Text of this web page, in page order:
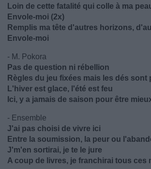
Loin de cette fatalité qui colle à ma
Envole-moi (2x)
Remplis ma tête d'autres horizons,
Envole-moi
- M. Pokora
Pas de question ni rébellion
Règles du jeu fixées mais les dés sont
L'hiver est glace, l'été est feu
Ici, y a jamais de saison pour être
- Ensemble
J'ai pas choisi de vivre ici
Entre la soumission, la peur ou
J'm'en sortirai, je te le jure
A coup de livres, je franchirai tous ces